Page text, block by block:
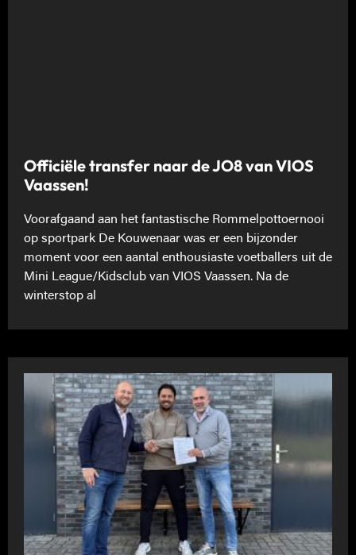
Officiële transfer naar de JO8 van VIOS
Vaassen!
Voorafgaand aan het fantastische Rommelpottoernooi
op sportpark De Kouwenaar was er een bijzonder
moment voor een aantal enthousiaste voetballers uit de
Mini League/Kidsclub van VIOS Vaassen. Na de
winterstop al